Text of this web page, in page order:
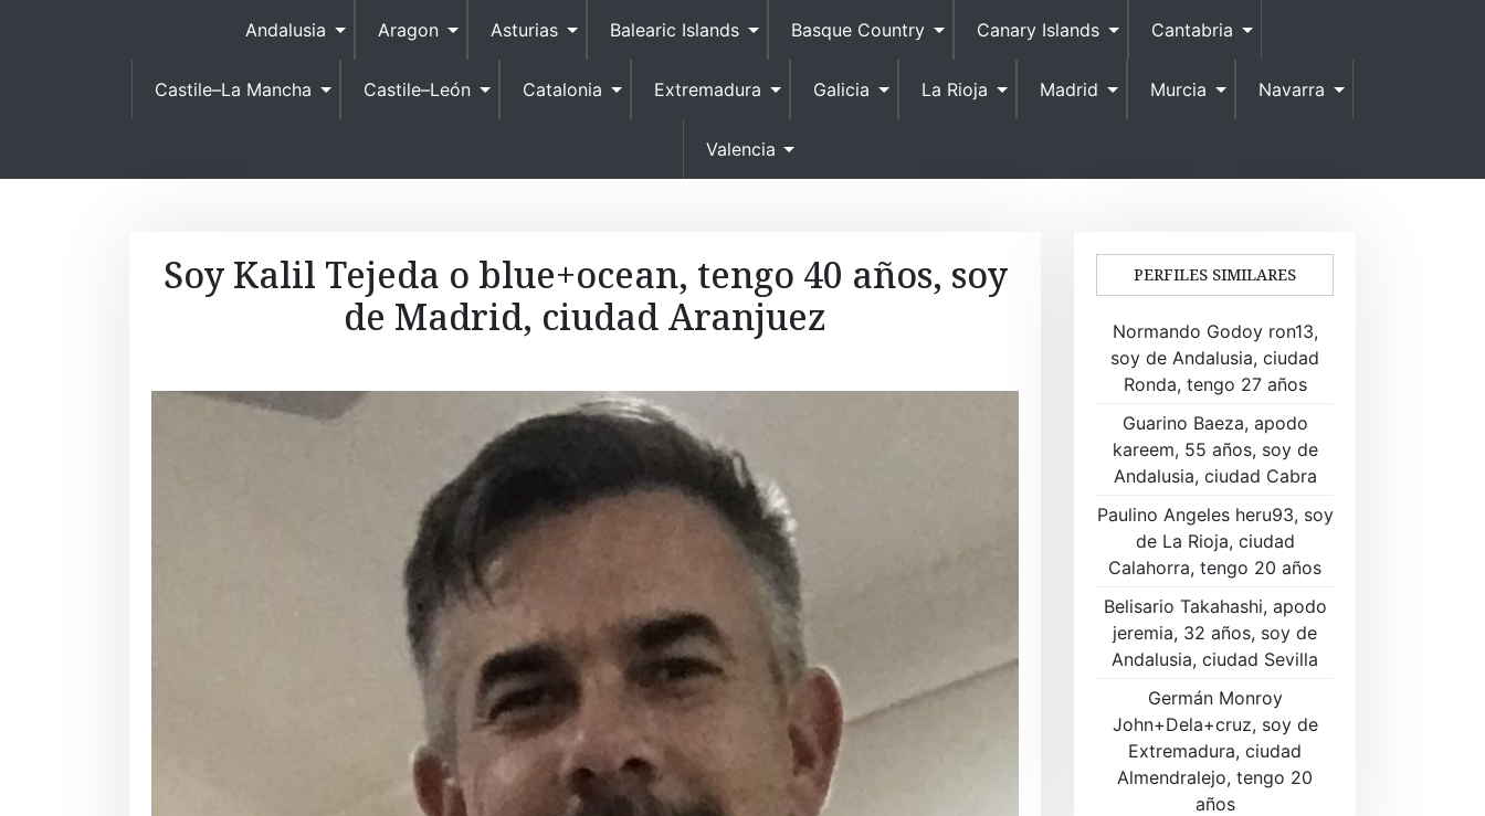
p
o
e
t
Andalusia Aragon Asturias Balearic Islands Basque Country Canary Islands Cantabria
Castile–La Mancha Castile–León Catalonia Extremadura Galicia La Rioja Madrid Murcia Navarra
Valencia
Soy Kalil Tejeda o blue+ocean, tengo 40 años, soy
de Madrid, ciudad Aranjuez
PERFILES SIMILARES
Normando Godoy ron13,
soy de Andalusia, ciudad
Ronda, tengo 27 años
Guarino Baeza, apodo
kareem, 55 años, soy de
Andalusia, ciudad Cabra
Paulino Angeles heru93, soy
de La Rioja, ciudad
Calahorra, tengo 20 años
Belisario Takahashi, apodo
jeremia, 32 años, soy de
Andalusia, ciudad Sevilla
Germán Monroy
John+Dela+cruz, soy de
Extremadura, ciudad
Almendralejo, tengo 20
años